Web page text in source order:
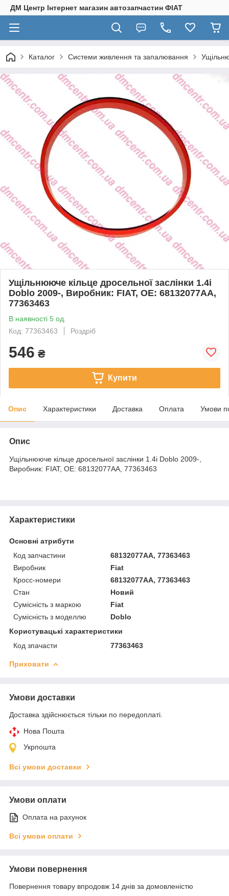
ДМ Центр Інтернет магазин автозапчастин ФІАТ
Каталог Системи живлення та запалювання
Ущільнююче кільце дросельної заслінки 1.4i
Doblo 2009-, Виробник: FIAT, OE: 68132077AA,
77363463
В наявності 5 од.
Код: 77363463
Роздріб
546 ₴
Купити
Опис Характеристики Доставка Оплата Умови
Опис
Ущільнююче кільце дросельної заслінки 1.4i Doblo 2009-,
Виробник: FIAT, OE: 68132077AA, 77363463
Характеристики
Основні атрибути
Код запчастини
68132077AA, 77363463
Виробник
Fiat
Кросс-номери
68132077AA, 77363463
Стан
Новий
Сумісність з маркою
Fiat
Сумісність з моделлю
Doblo
Користувацькі характеристики
Код зпачасти
77363463
Приховати
Умови доставки
Доставка здійснюється тільки по передоплаті.
Нова Пошта
Укрпошта
Всі умови доставки
Умови оплати
Оплата на рахунок
Всі умови оплати
Умови повернення
Повернення товару впродовж 14 днів за домовленістю